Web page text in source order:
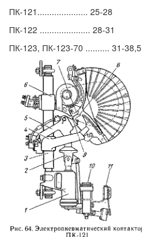
ПК-121..................... 25-28
ПК-122 ..................... 28-31
ПК-123, ПК-123-70 .......... 31-38,5